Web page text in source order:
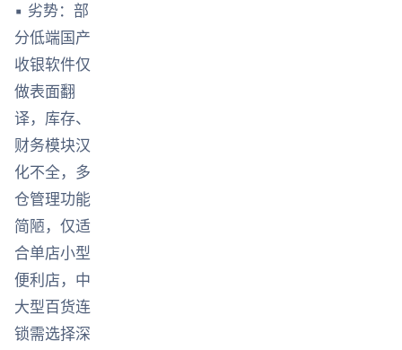
▪ 劣势：部
分低端国产
收银软件仅
做表面翻
译，库存、
财务模块汉
化不全，多
仓管理功能
简陋，仅适
合单店小型
便利店，中
大型百货连
锁需选择深